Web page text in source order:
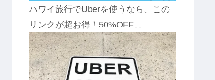
ハワイ旅行でUberを使うなら、この
リンクが超お得！50%OFF↓↓